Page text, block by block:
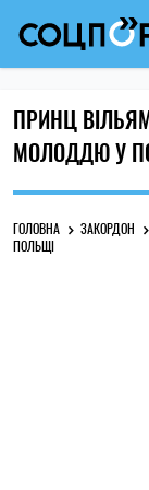
ПРИНЦ
МОЛОДДЮ У
ГОЛОВНА ЗАКОРДОН
ПОЛЬЩІ